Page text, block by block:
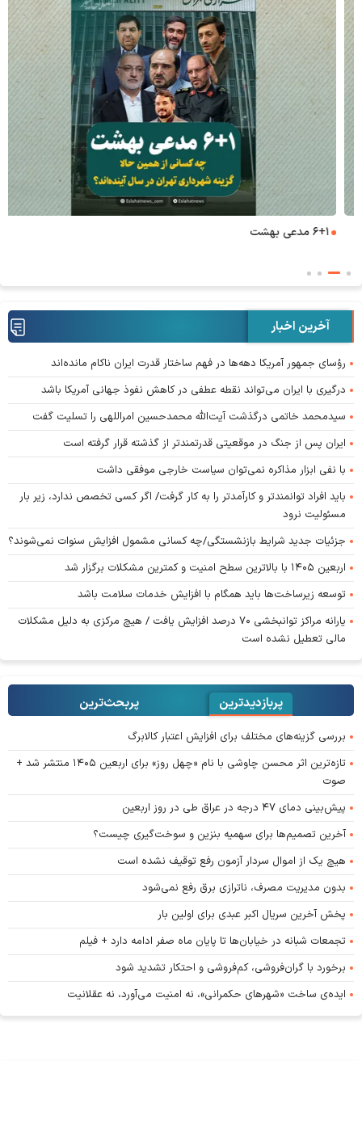
آخرین اخبار
رؤسای جمهور آمریکا دهه‌ها در فهم ساختار قدرت ایران ناکام مانده‌اند
درگیری با ایران می‌تواند نقطه عطفی در کاهش نفوذ جهانی آمریکا باشد
سیدمحمد خاتمی درگذشت آیت‌الله محمدحسین امراللهی را تسلیت گفت
ایران پس از جنگ در موقعیتی قدرتمندتر از گذشته قرار گرفته است
با نفی ابزار مذاکره نمی‌توان سیاست خارجی موفقی داشت
باید افراد توانمندتر و کارآمدتر را به کار گرفت/ اگر کسی تخصص ندارد، زیر بار
مسئولیت نرود
جزئیات جدید شرایط بازنشستگی/چه کسانی مشمول افزایش سنوات نمی‌شوند؟
اربعین ۱۴۰۵ با بالاترین سطح امنیت و کمترین مشکلات برگزار شد
توسعه زیرساخت‌ها باید همگام با افزایش خدمات سلامت باشد
یارانه مراکز توانبخشی ۷۰ درصد افزایش یافت / هیچ مرکزی به دلیل مشکلات
مالی تعطیل نشده است
پربازدیدترین پربحث‌ترین‌
بررسی گزینه‌های مختلف برای افزایش اعتبار کالابرگ
تازه‌ترین اثر محسن چاوشی با نام «چهل روز» برای اربعین ۱۴۰۵ منتشر شد +
صوت
پیش‌بینی دمای ۴۷ درجه در عراق طی در روز اربعین
آخرین تصمیم‌ها برای سهمیه بنزین و سوخت‌گیری چیست؟
هیچ یک از اموال سردار آزمون رفع توقیف نشده است
بدون مدیریت مصرف، ناترازی برق رفع نمی‌شود
پخش آخرین سریال اکبر عبدی برای اولین بار
تجمعات شبانه در خیابان‌ها تا پایان ماه صفر ادامه دارد + فیلم
برخورد با گران‌فروشی، کم‌فروشی و احتکار تشدید شود
ایده‌ی ساخت «شهرهای حکمرانی»، نه امنیت می‌آورد، نه عقلانیت